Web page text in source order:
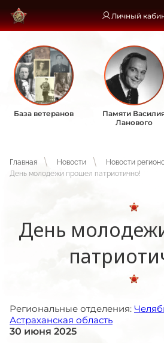
Личный
База ветеранов
Памяти
Ланового
Главная Новости
Новости
День молодежи прошел патриотично!
День
Региональные отделения:
Астраханская область
30 июня 2025